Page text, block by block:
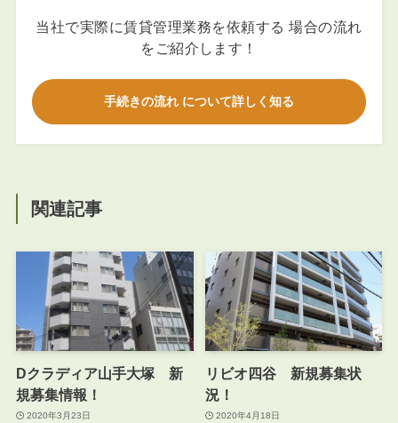
当社で実際に賃貸管理業務を依頼する 場合の流れ
をご紹介します！
手続きの流れ について詳しく知る
関連記事
Dクラディア山手大塚 新
規募集情報！
2020年3月23日
リビオ四谷 新規募集状
況！
2020年4月18日